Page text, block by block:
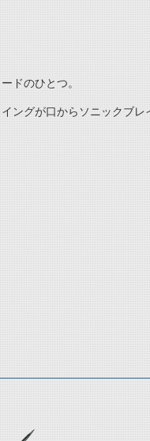
ドのひとつ。
ングが口からソニックブレ